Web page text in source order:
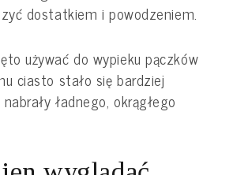
dostatkiem i powodzeniem.
używać do wypieku pączków
ciasto stało się bardziej
ładnego, okrągłego